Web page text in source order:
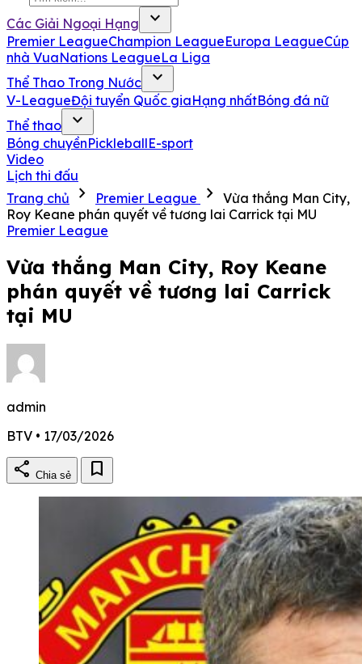
Các Giải Ngoại Hạng expand_more
Premier LeagueChampion LeagueEuropa LeagueCúp
nhà VuaNations LeagueLa Liga
Thể Thao Trong Nước
expand_more
V-LeagueĐội tuyển Quốc giaHạng nhấtBóng đá nữ
Thể thao
expand_more
Bóng chuyềnPickleballE-sport
Video
Lịch thi đấu
Trang chủ
chevron_right Premier League chevron_right Vừa thắng Man City,
Roy Keane phán quyết về tương lai Carrick tại MU
Premier League
Vừa thắng Man City, Roy Keane
phán quyết về tương lai Carrick
tại MU
admin
BTV • 17/03/2026
share Chia sẻ bookmark